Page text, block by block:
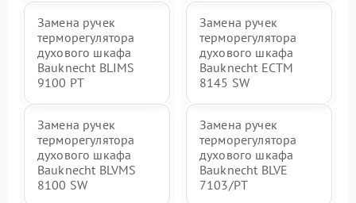
Замена ручек
терморегулятора
духового шкафа
Bauknecht BLIMS
9100 PT
Замена ручек
терморегулятора
духового шкафа
Bauknecht ECTM
8145 SW
Замена ручек
терморегулятора
духового шкафа
Bauknecht BLVMS
8100 SW
Замена ручек
терморегулятора
духового шкафа
Bauknecht BLVE
7103/PT